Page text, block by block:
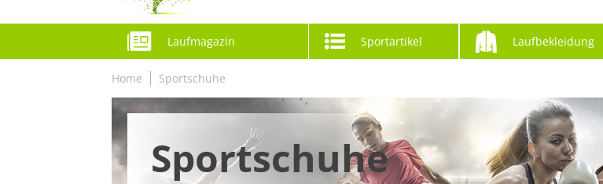
Laufmagazin Sportartikel Laufbekleidung
Home Sportschuhe
Sportschuhe